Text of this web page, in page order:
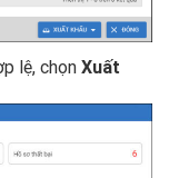
lệ, chọn Xuất